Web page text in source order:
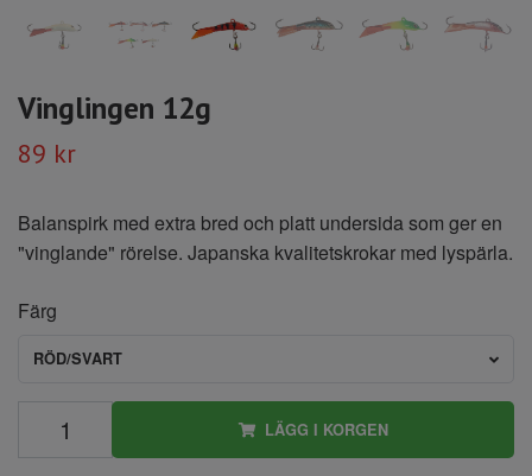
Vinglingen 12g
89 kr
Balanspirk med extra bred och platt undersida som ger en
"vinglande" rörelse. Japanska kvalitetskrokar med lyspärla.
Färg
RÖD/SVART
LÄGG I KORGEN